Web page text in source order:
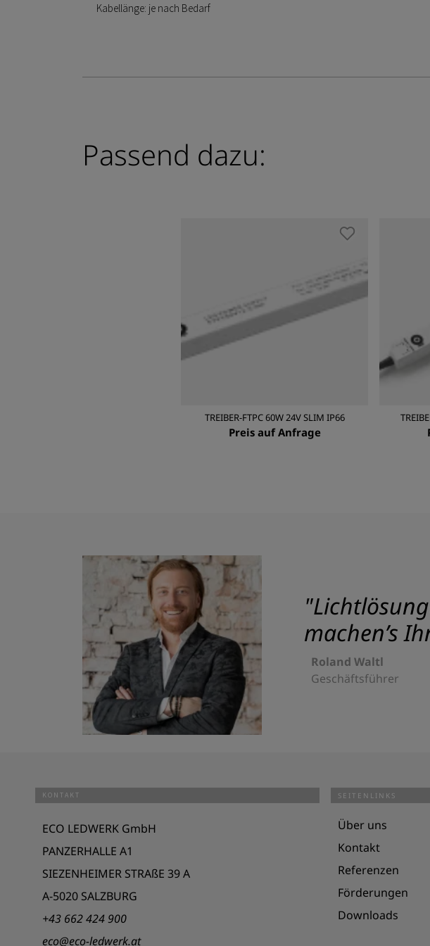
Kabellänge: je nach Bedarf
Passend dazu:
TREIBER-FTPC 60W 24V SLIM IP66
Preis auf Anfrage
machen’s
Roland Waltl
Geschäftsführer
KONTAKT
ECO LEDWERK GmbH
PANZERHALLE A1
SIEZENHEIMER STRAßE 39 A
A-5020 SALZBURG
+43 662 424 900
eco@eco-ledwerk.at
SEITENLINKS
Über uns
Kontakt
Referenzen
Förderungen
Downloads